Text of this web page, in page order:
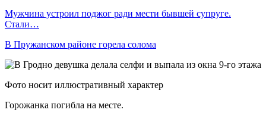
Мужчина устроил поджог ради мести бывшей супруге.
Стали…
В Пружанском районе горела солома
Фото носит иллюстративный характер
Горожанка погибла на месте.